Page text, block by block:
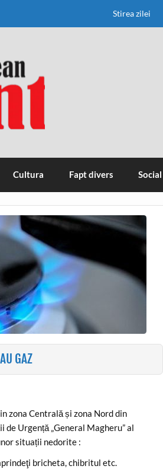
Stirea zilei
Cultura Fapt divers Social
GAZ
zona Centrală și zona Nord din
Urgență „General Magheru” al
situații nedorite :
bricheta, chibritul etc.